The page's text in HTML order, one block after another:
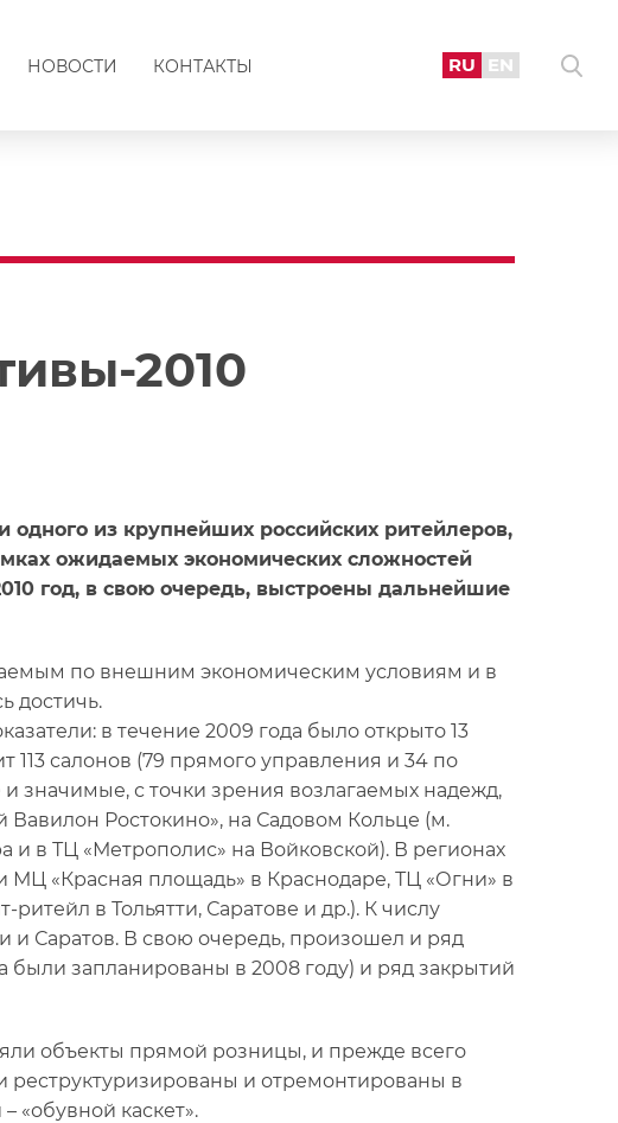
НОВОСТИ КОНТАКТЫ RU EN
2010
из крупнейших российских ритейлеров,
ожидаемых экономических сложностей
год, в свою очередь, выстроены дальнейшие
по внешним экономическим условиям и в
достичь.
в течение 2009 года было открыто 13
113 салонов (79 прямого управления и 34 по
значимые, с точки зрения возлагаемых надежд,
Ростокино», на Садовом Кольце (м.
и в ТЦ «Метрополис» на Войковской). В регионах
«Красная площадь» в Краснодаре, ТЦ «Огни» в
ритейл в Тольятти, Саратове и др.). К числу
и Саратов. В свою очередь, произошел и ряд
были запланированы в 2008 году) и ряд закрытий
объекты прямой розницы, и прежде всего
и отремонтированы в
«обувной каскет».